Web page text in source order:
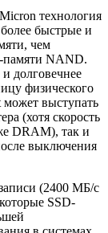
технология
быстрые и
чем
памяти NAND.
долговечнее
физического
выступать
(хотя скорость
DRAM), так и
выключения
(2400 МБ/с
SSD-